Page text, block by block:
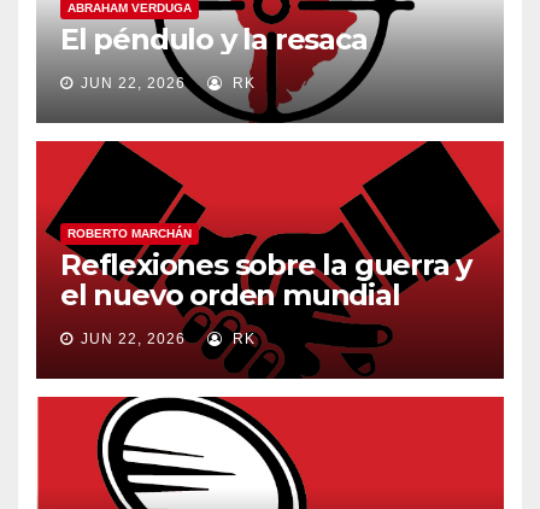
ABRAHAM VERDUGA
El péndulo y la resaca
JUN 22, 2026 RK
ROBERTO MARCHÁN
Reflexiones sobre la guerra y
el nuevo orden mundial
JUN 22, 2026 RK